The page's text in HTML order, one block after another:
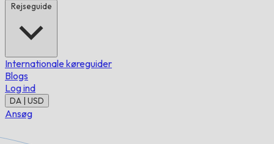
Rejseguide
Internationale køreguider
Blogs
Log ind
DA | USD
Ansøg